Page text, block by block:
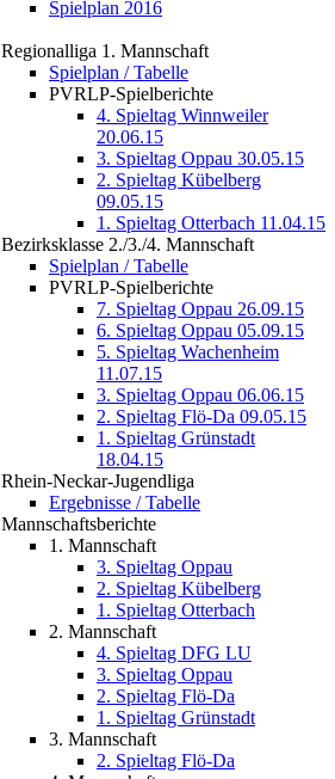
Spielplan 2016
Regionalliga 1. Mannschaft
Spielplan / Tabelle
PVRLP-Spielberichte
4. Spieltag Winnweiler
20.06.15
3. Spieltag Oppau 30.05.15
2. Spieltag Kübelberg
09.05.15
1. Spieltag Otterbach 11.04.15
Bezirksklasse 2./3./4. Mannschaft
Spielplan / Tabelle
PVRLP-Spielberichte
7. Spieltag Oppau 26.09.15
6. Spieltag Oppau 05.09.15
5. Spieltag Wachenheim
11.07.15
3. Spieltag Oppau 06.06.15
2. Spieltag Flö-Da 09.05.15
1. Spieltag Grünstadt
18.04.15
Rhein-Neckar-Jugendliga
Ergebnisse / Tabelle
Mannschaftsberichte
1. Mannschaft
3. Spieltag Oppau
2. Spieltag Kübelberg
1. Spieltag Otterbach
2. Mannschaft
4. Spieltag DFG LU
3. Spieltag Oppau
2. Spieltag Flö-Da
1. Spieltag Grünstadt
3. Mannschaft
2. Spieltag Flö-Da